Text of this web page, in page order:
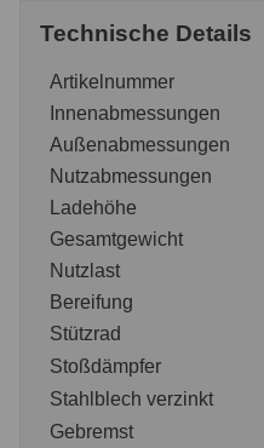
Technische Details
Artikelnummer
Innenabmessungen
Außenabmessungen
Nutzabmessungen
Ladehöhe
Gesamtgewicht
Nutzlast
Bereifung
Stützrad
Stoßdämpfer
Stahlblech verzinkt
Gebremst